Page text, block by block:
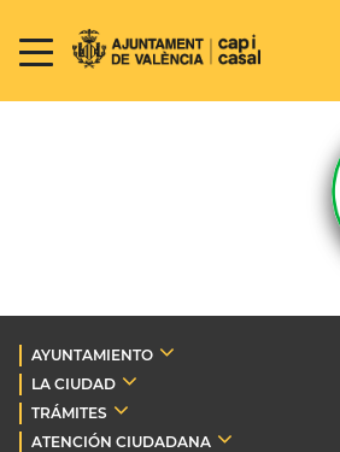
AYUNTAMIENTO
LA CIUDAD
TRÁMITES
ATENCIÓN CIUDADANA